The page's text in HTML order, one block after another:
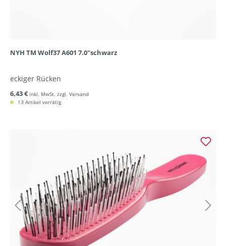
NYH TM Wolf37 A601 7.0"schwarz
eckiger Rücken
6,43 € inkl. MwSt. zzgl. Versand
13 Artikel vorrätig